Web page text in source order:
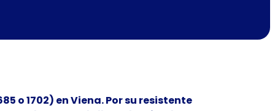
o 1702) en Viena. Por su resistente